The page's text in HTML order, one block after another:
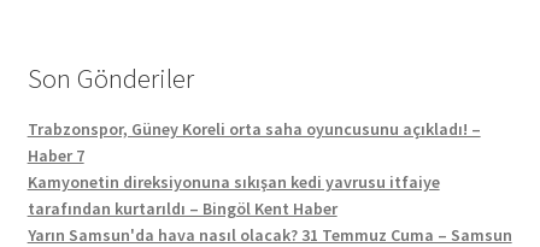
Son Gönderiler
Trabzonspor, Güney Koreli orta saha oyuncusunu açıkladı! –
Haber 7
Kamyonetin direksiyonuna sıkışan kedi yavrusu itfaiye
tarafından kurtarıldı – Bingöl Kent Haber
Yarın Samsun'da hava nasıl olacak? 31 Temmuz Cuma – Samsun